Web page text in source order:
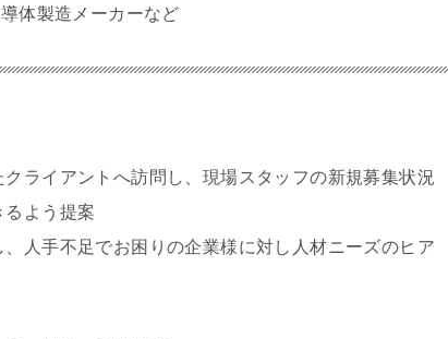
体製造メーカーなど
ライアントへ訪問し、現場スタッフの新規募集状況
よう提案
人手不足でお困りの企業様に対し人材ニーズのヒア